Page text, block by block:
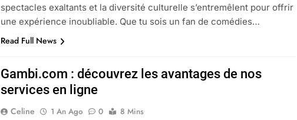
spectacles exaltants et la diversité culturelle s’entremêlent pour offrir
une expérience inoubliable. Que tu sois un fan de comédies…
Read Full News
Gambi.com : découvrez les avantages de nos
services en ligne
Celine 1 An Ago 0
8 Mins